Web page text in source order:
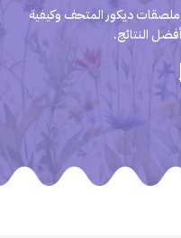
ديكور المتحف وكيفية
النتائج.